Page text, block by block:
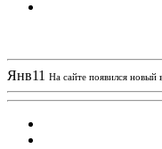
Янв11 На сайте появился новый